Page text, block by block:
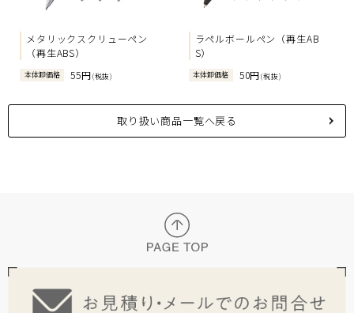
メタリックスクリューペン
（再生ABS）
本体卸価格 55円(税抜)
ラペルボールペン（再生AB
S）
本体卸価格 50円(税抜)
取り扱い商品一覧へ戻る